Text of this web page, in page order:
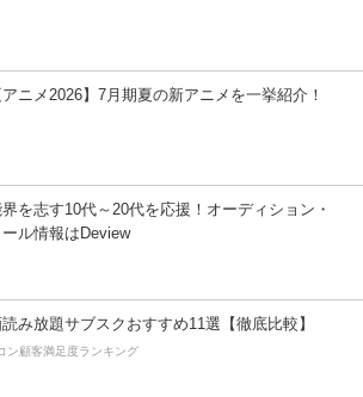
アニメ2026】7月期夏の新アニメを一挙紹介！
を志す10代～20代を応援！オーディション・
ール情報はDeview
み放題サブスクおすすめ11選【徹底比較】
ン顧客満足度ランキング